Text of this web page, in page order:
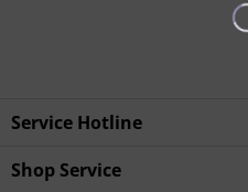
Service Hotline
Shop Service